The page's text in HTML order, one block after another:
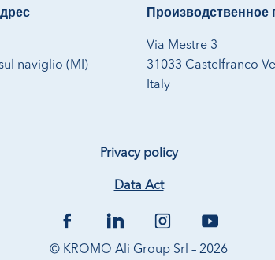
naviglio (MI)
Производственное
Via Mestre 3
31033 Castelfranco
Italy
Privacy policy
Data Act
© KROMO Ali Group Srl – 2026